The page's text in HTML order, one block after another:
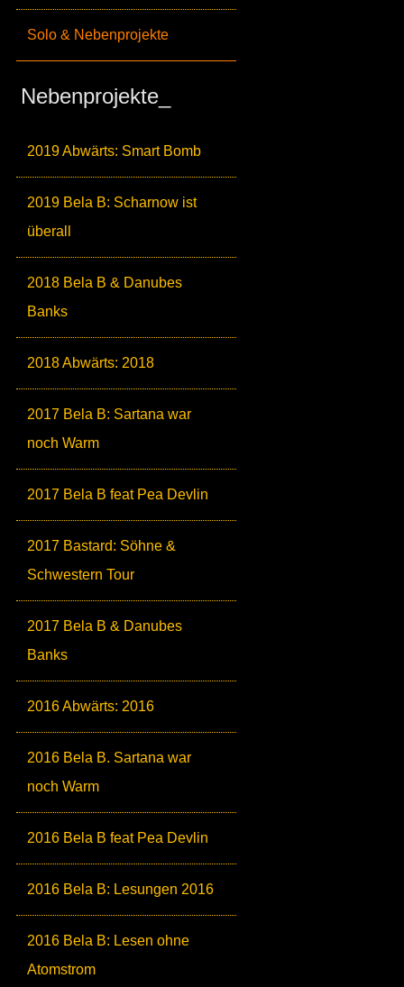
Solo & Nebenprojekte
Nebenprojekte_
2019 Abwärts: Smart Bomb
2019 Bela B: Scharnow ist
überall
2018 Bela B & Danubes
Banks
2018 Abwärts: 2018
2017 Bela B: Sartana war
noch Warm
2017 Bela B feat Pea Devlin
2017 Bastard: Söhne &
Schwestern Tour
2017 Bela B & Danubes
Banks
2016 Abwärts: 2016
2016 Bela B. Sartana war
noch Warm
2016 Bela B feat Pea Devlin
2016 Bela B: Lesungen 2016
2016 Bela B: Lesen ohne
Atomstrom